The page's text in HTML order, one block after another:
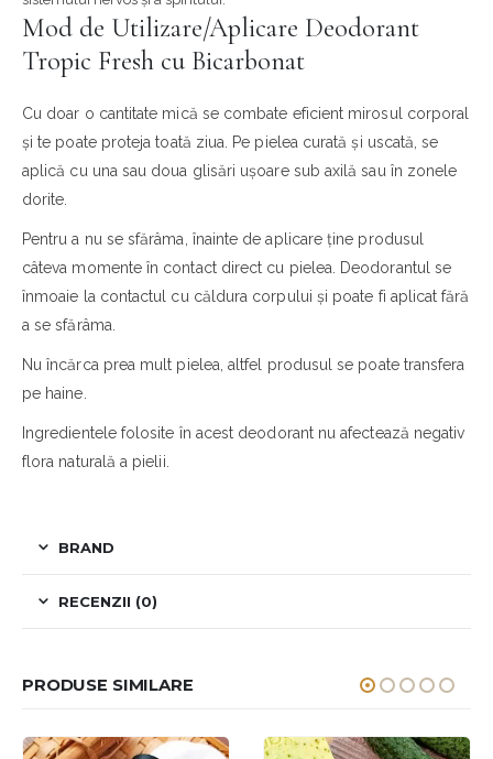
Mod de Utilizare/Aplicare Deodorant
Tropic Fresh cu Bicarbonat
Cu doar o cantitate mică se combate eficient mirosul corporal
și te poate proteja toată ziua. Pe pielea curată și uscată, se
aplică cu una sau doua glisări ușoare sub axilă sau în zonele
dorite.
Pentru a nu se sfărâma, înainte de aplicare ține produsul
câteva momente în contact direct cu pielea. Deodorantul se
înmoaie la contactul cu căldura corpului și poate fi aplicat fără
a se sfărâma.
Nu încărca prea mult pielea, altfel produsul se poate transfera
pe haine.
Ingredientele folosite în acest deodorant nu afectează negativ
flora naturală a pielii.
BRAND
RECENZII (0)
PRODUSE SIMILARE